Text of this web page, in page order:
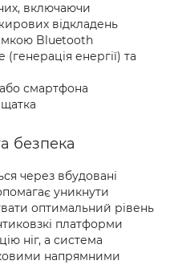
включаючи
відкладень
Bluetooth
енергії) та
смартфона
безпека
через вбудовані
уникнути
оптимальний рівень
платформи
ніг, а система
напрямними